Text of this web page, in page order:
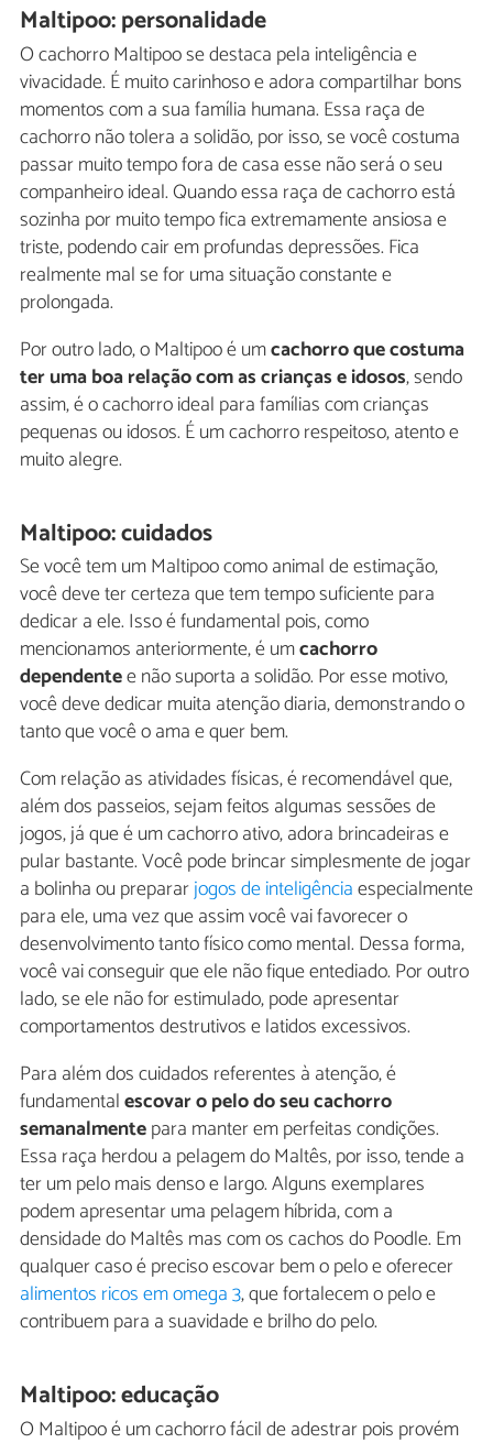
Maltipoo: personalidade
O cachorro Maltipoo se destaca pela inteligência e
vivacidade. É muito carinhoso e adora compartilhar bons
momentos com a sua família humana. Essa raça de
cachorro não tolera a solidão, por isso, se você costuma
passar muito tempo fora de casa esse não será o seu
companheiro ideal. Quando essa raça de cachorro está
sozinha por muito tempo fica extremamente ansiosa e
triste, podendo cair em profundas depressões. Fica
realmente mal se for uma situação constante e
prolongada.
Por outro lado, o Maltipoo é umcachorro que costuma
ter uma boa relação com as crianças e idosos, sendo
assim, é o cachorro ideal para famílias com crianças
pequenas ou idosos. É um cachorro respeitoso, atento e
muito alegre.
Maltipoo: cuidados
Se você tem um Maltipoo como animal de estimação,
você deve ter certeza que tem tempo suficiente para
dedicar a ele. Isso é fundamental pois, como
mencionamos anteriormente, é umcachorro
dependentee não suporta a solidão. Por esse motivo,
você deve dedicar muita atenção diaria, demonstrando o
tanto que você o ama e quer bem.
Com relação as atividades físicas, é recomendável que,
além dos passeios, sejam feitos algumas sessões de
jogos, já que é um cachorro ativo, adora brincadeiras e
pular bastante. Você pode brincar simplesmente de jogar
a bolinha ou prepararjogos de inteligênciaespecialmente
para ele, uma vez que assim você vai favorecer o
desenvolvimento tanto físico como mental. Dessa forma,
você vai conseguir que ele não fique entediado. Por outro
lado, se ele não for estimulado, pode apresentar
comportamentos destrutivos e latidos excessivos.
Para além dos cuidados referentes à atenção, é
fundamentalescovar o pelo do seu cachorro
semanalmentepara manter em perfeitas condições.
Essa raça herdou a pelagem do Maltês, por isso, tende a
ter um pelo mais denso e largo. Alguns exemplares
podem apresentar uma pelagem híbrida, com a
densidade do Maltês mas com os cachos do Poodle. Em
qualquer caso é preciso escovar bem o pelo e oferecer
alimentos ricos em omega 3, que fortalecem o pelo e
contribuem para a suavidade e brilho do pelo.
Maltipoo: educação
O Maltipoo é um cachorro fácil de adestrar pois provém